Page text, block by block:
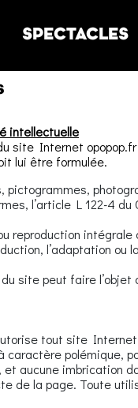
SPECTACLES
intellectuelle
site Internet
lui être formulée.
pictogrammes,
l’article L 122-4
reproduction
l’adaptation ou
site peut faire
tout site
polémique,
aucune imbrication
de la page. Toute